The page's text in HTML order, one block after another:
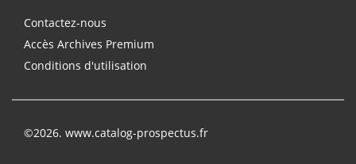
Contactez-nous
Accès Archives Premium
Conditions d'utilisation
©2026. www.catalog-prospectus.fr